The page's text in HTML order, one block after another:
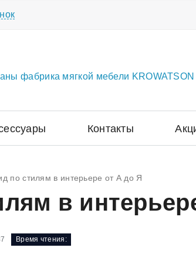
Контакты
по стилям в интерьере от А до Я
в
Время чтения: